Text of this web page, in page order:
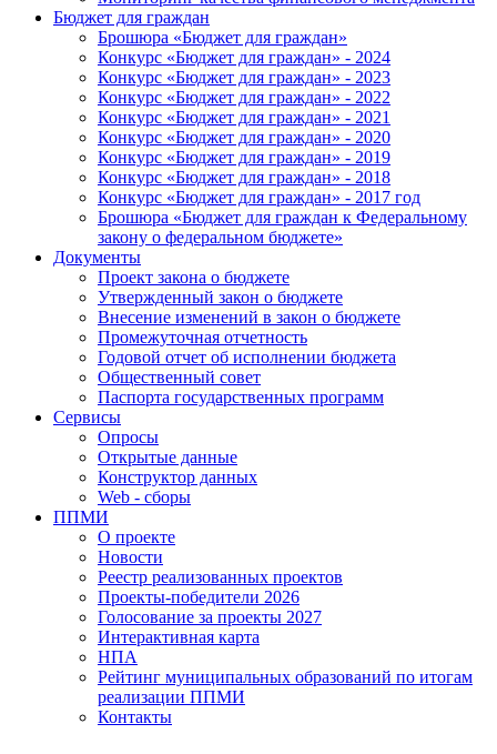
Бюджет для граждан
Брошюра «Бюджет для граждан»
Конкурс «Бюджет для граждан» - 2024
Конкурс «Бюджет для граждан» - 2023
Конкурс «Бюджет для граждан» - 2022
Конкурс «Бюджет для граждан» - 2021
Конкурс «Бюджет для граждан» - 2020
Конкурс «Бюджет для граждан» - 2019
Конкурс «Бюджет для граждан» - 2018
Конкурс «Бюджет для граждан» - 2017 год
Брошюра «Бюджет для граждан к Федеральному
закону о федеральном бюджете»
Документы
Проект закона о бюджете
Утвержденный закон о бюджете
Внесение изменений в закон о бюджете
Промежуточная отчетность
Годовой отчет об исполнении бюджета
Общественный совет
Паспорта государственных программ
Сервисы
Опросы
Открытые данные
Конструктор данных
Web - сборы
ППМИ
О проекте
Новости
Реестр реализованных проектов
Проекты-победители 2026
Голосование за проекты 2027
Интерактивная карта
НПА
Рейтинг муниципальных образований по итогам
реализации ППМИ
Контакты